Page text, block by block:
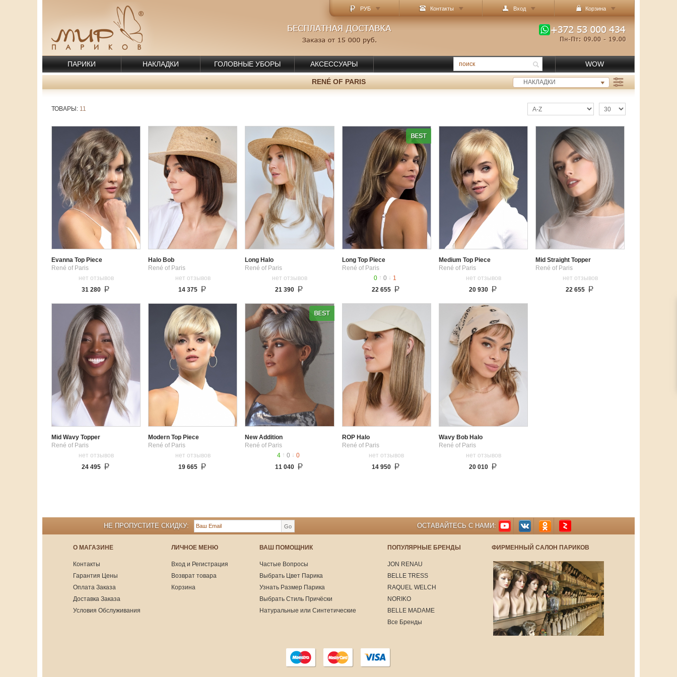
РУБ Контакты Вход Корзина
ПАРИКИ НАКЛАДКИ ГОЛОВНЫЕ УБОРЫ АКСЕССУАРЫ WOW
RENÉ OF PARIS НАКЛАДКИ
ТОВАРЫ: 11
Evanna Top Piece
René of Paris
нет отзывов
31 280
Halo Bob
René of Paris
нет отзывов
14 375
Long Halo
René of Paris
нет отзывов
21 390
Long Top Piece
René of Paris
0 ↑0 ↓ 1
22 655
Medium Top Piece
René of Paris
нет отзывов
20 930
Mid Straight Topper
René of Paris
нет отзывов
22 655
Mid Wavy Topper
René of Paris
нет отзывов
24 495
Modern Top Piece
René of Paris
нет отзывов
19 665
New Addition
René of Paris
4 ↑0 ↓0
11 040
ROP Halo
René of Paris
нет отзывов
14 950
Wavy Bob Halo
René of Paris
нет отзывов
20 010
НЕ ПРОПУСТИТЕ СКИДКУ: Go ОСТАВАЙТЕСЬ С НАМИ:
О МАГАЗИНЕ
Контакты
Гарантия Цены
Оплата Заказа
Доставка Заказа
Условия Обслуживания
ЛИЧНОЕ МЕНЮ
Вход и Регистрация
Возврат товара
Корзина
ВАШ ПОМОЩНИК
Частые Вопросы
Выбрать Цвет Парика
Узнать Размер Парика
Выбрать Стиль Причёски
Натуральные или Синтетические
ПОПУЛЯРНЫЕ БРЕНДЫ
JON RENAU
BELLE TRESS
RAQUEL WELCH
NORIKO
BELLE MADAME
Все Бренды
ФИРМЕННЫЙ САЛОН ПАРИКОВ